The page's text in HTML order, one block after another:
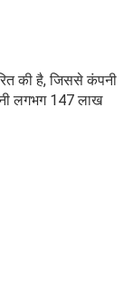
की है, जिससे कंपनी
लगभग 147 लाख